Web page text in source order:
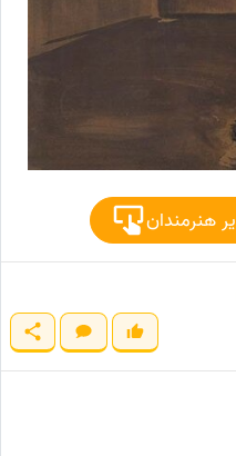
هنرمندان